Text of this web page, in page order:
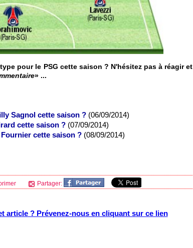
pour le PSG cette saison ? N'hésitez pas à réagir et
» ...
Sagnol cette saison ? (06/09/2014)
cette saison ? (07/09/2014)
cette saison ? (08/09/2014)
Partager:
article ? Prévenez-nous en cliquant sur ce lien